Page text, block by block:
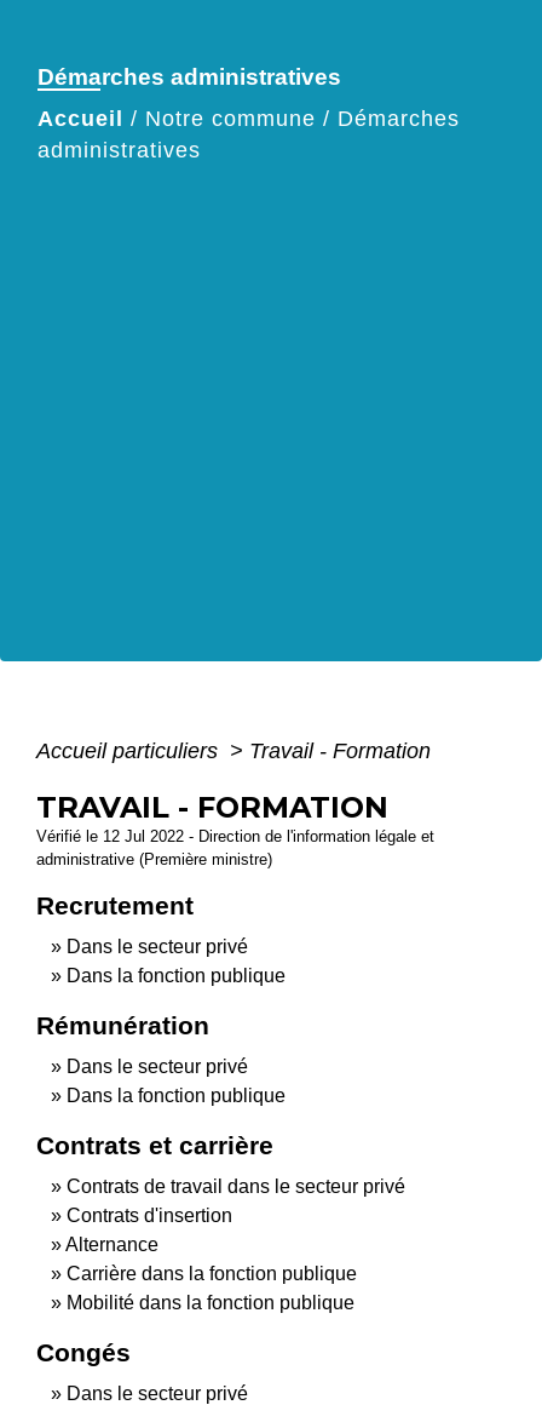
Démarches administratives
Accueil / Notre commune / Démarches
administratives
Accueil particuliers > Travail - Formation
TRAVAIL - FORMATION
Vérifié le 12 Jul 2022 - Direction de l'information légale et
administrative (Première ministre)
Recrutement
Dans le secteur privé
Dans la fonction publique
Rémunération
Dans le secteur privé
Dans la fonction publique
Contrats et carrière
Contrats de travail dans le secteur privé
Contrats d'insertion
Alternance
Carrière dans la fonction publique
Mobilité dans la fonction publique
Congés
Dans le secteur privé